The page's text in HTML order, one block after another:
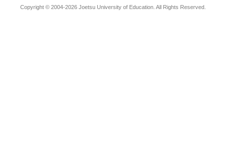
Copyright © 2004-2026 Joetsu University of Education. All Rights Reserved.